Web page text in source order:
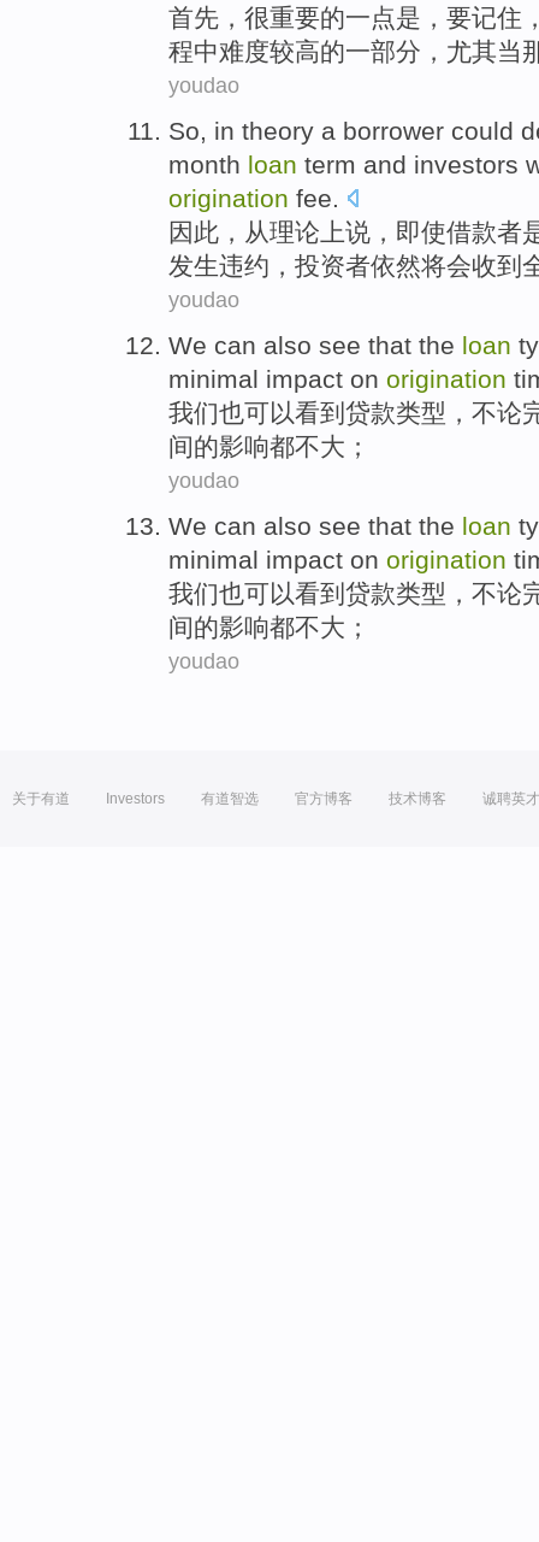
首先 ， 很重要的一点是 ， 要记住
程中难度较高的一部分 ， 尤其当
youdao
So, in theory a borrower could
month loan term and investors
origination fee.
因此 ，从理论上说，即使借款者
发生违约 ， 投资者依然将会收到
youdao
We can also see that the loan
minimal impact on origination
我们也可以看到 贷款类型 ，不论
间的影响都不大 ；
youdao
We can also see that the loan
minimal impact on origination
我们也可以看到 贷款类型 ，不论
间的影响都不大 ；
youdao
关于有道 Investors 有道智选 官方博客 技术博客 诚聘英才